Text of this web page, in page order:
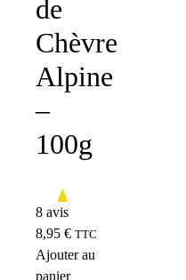
de
Chèvre
Alpine
–
100g
8 avis
8,95 € TTC
Ajouter au
panier